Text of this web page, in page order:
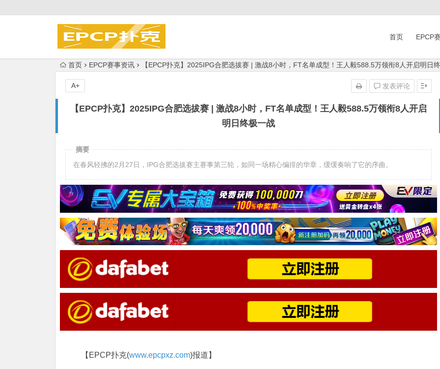
首页 EPCP
首页 EPCP赛事资讯 【EPCP扑克】2025IPG合肥选拔赛 | 激战8小时，FT名单成型！王人毅588.5万领衔8人开启明日
【EPCP扑克】2025IPG合肥选拔赛 | 激战8小时，FT名单成型！王人毅588.5万领衔8人开启
明日终极一战
发表评论
A+
摘要
在春风轻拂的2月27日，IPG合肥选拔赛主赛事第三轮，如同一场精心编排的华章，缓缓奏响了它的序曲。
【EPCP扑克(www.epcpxz.com)报道】